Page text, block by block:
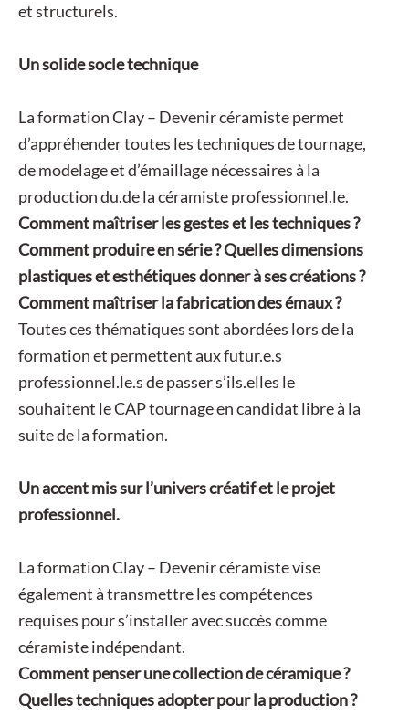
et structurels.
Un solide socle technique
La formation Clay – Devenir céramistepermet
d’appréhender toutes les techniques de tournage,
de modelage et d’émaillage nécessaires à la
production du.de la céramiste professionnel.le.
Comment maîtriser les gestes et les techniques ?
Comment produire en série ? Quelles dimensions
plastiques et esthétiques donner à ses créations ?
Comment maîtriser la fabrication des émaux ?
Toutes ces thématiques sont abordées lors de la
formation et permettent aux futur.e.s
professionnel.le.s de passer s’ils.elles le
souhaitent le CAP tournage en candidat libre à la
suite de la formation.
Un accent mis sur l’univers créatif et le projet
professionnel.
La formation Clay – Devenir céramistevise
également à transmettre les compétences
requises pour s’installer avec succès comme
céramiste indépendant.
Comment penser une collection de céramique ?
Quelles techniques adopter pour la production ?